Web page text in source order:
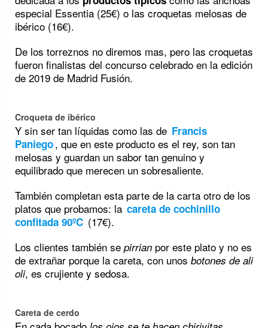
especial Essentia (25€) o las croquetas melosas de
ibérico (16€).
De los torreznos no diremos mas, pero las croquetas
fueron finalistas del concurso celebrado en la edición
de 2019 de Madrid Fusión.
Croqueta de ibérico
Y sin ser tan líquidas como las de Francis
Paniego, que en este producto es el rey, son tan
melosas y guardan un sabor tan genuino y
equilibrado que merecen un sobresaliente.
También completan esta parte de la carta otro de los
platos que probamos: la careta de cochinillo
confitada 90ºC (17€).
Los clientes también se pirrian por este plato y no es
de extrañar porque la careta, con unos botones de ali
oli, es crujiente y sedosa.
Careta de cerdo